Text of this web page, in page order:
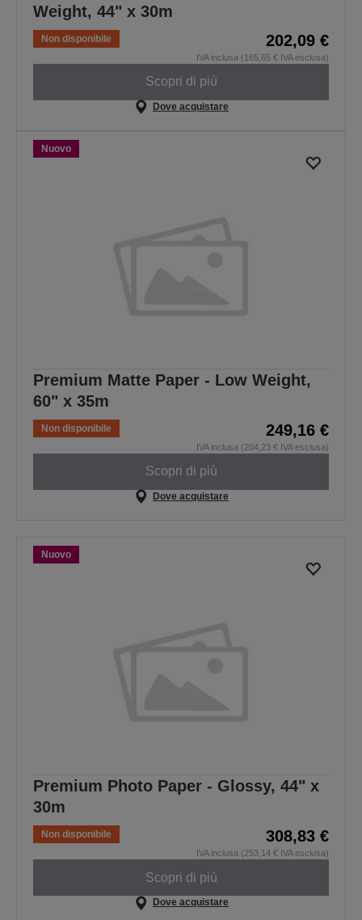
Weight, 44" x 30m
Non disponibile 202,09 €
IVA inclusa (165,65 € IVA esclusa)
Scopri di più
Dove acquistare
Nuovo
Premium Matte Paper - Low Weight,
60" x 35m
Non disponibile 249,16 €
IVA inclusa (204,23 € IVA esclusa)
Scopri di più
Dove acquistare
Nuovo
Premium Photo Paper - Glossy, 44" x
30m
Non disponibile 308,83 €
IVA inclusa (253,14 € IVA esclusa)
Scopri di più
Dove acquistare